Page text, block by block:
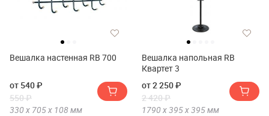
Вешалка настенная RB 700
от 540 ₽
550 ₽
330 х 705 х 108мм
Вешалка напольная RB
Квартет 3
от 2 250 ₽
2 420 ₽
1790 х395 х395мм